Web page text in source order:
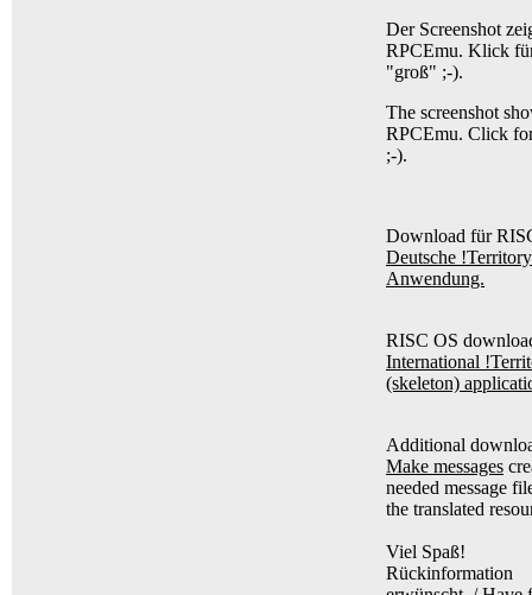
Der Screenshot
RPCEmu. Klick
"groß" ;-).
The screenshot
RPCEmu. Click
;-).
Download für
Deutsche !Territory
Anwendung.
RISC OS
International
(skeleton)
Additional
Make messages
needed message
the translated
Viel Spaß!
Rückinformation